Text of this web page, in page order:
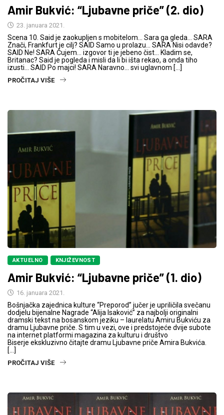
Amir Bukvić: “Ljubavne priče” (2. dio)
23. januara 2021.
Scena 10. Said je zaokupljen s mobitelom… Sara ga gleda… SARA
Znači, Frankfurt je cilj? SAID Samo u prolazu… SARA Nisi odavde?
SAID Ne! SARA Čujem… izgovor ti je jebeno čist… Kladim se,
Britanac? Said je pogleda i misli da li bi išta rekao, a onda tiho
izusti… SAID Po majci! SARA Naravno… svi uglavnom […]
PROČITAJ VIŠE
AKTUELNO KNJIŽEVNOST
Amir Bukvić: “Ljubavne priče” (1. dio)
16. januara 2021.
Bošnjačka zajednica kulture “Preporod” jučer je upriličila svečanu
dodjelu bijenalne Nagrade “Alija Isaković” za najbolji originalni
dramski tekst na bosanskom jeziku – laurelatu Amiru Bukviću za
dramu Ljubavne priče. S tim u vezi, ove i predstojeće dvije subote
na internet platformi magazina za kulturu i društvo
Biserje ekskluzivno čitajte dramu Ljubavne priče Amira Bukvića.
[…]
PROČITAJ VIŠE